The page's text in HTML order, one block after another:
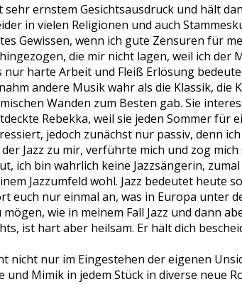
sehr ernstem Gesichtsausdruck und hält
in vielen Religionen und auch
Gewissen, wenn ich gute Zensuren für
die mir nicht lagen, weil ich der
nur harte Arbeit und Fleiß Erlösung
andere Musik wahr als die Klassik, die
Wänden zum Besten gab. Sie
Rebekka, weil sie jeden Sommer für
jedoch zunächst nur passiv, denn
Jazz zu mir, verführte mich und zog
ich bin wahrlich keine Jazzsängerin,
Jazzumfeld wohl. Jazz bedeutet heute
euch nur einmal an, was in Europa unter
wie in meinem Fall Jazz und dann
ist hart aber heilsam. Er hält dich
nicht nur im Eingestehen der eigenen
und Mimik in jedem Stück in diverse neue